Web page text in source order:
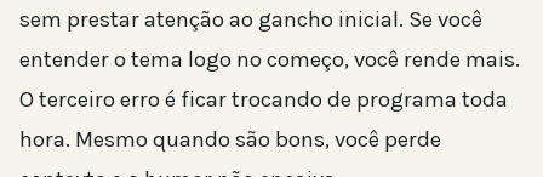
sem prestar atenção ao gancho inicial. Se você
entender o tema logo no começo, você rende mais.
O terceiro erro é ficar trocando de programa toda
hora. Mesmo quando são bons, você perde